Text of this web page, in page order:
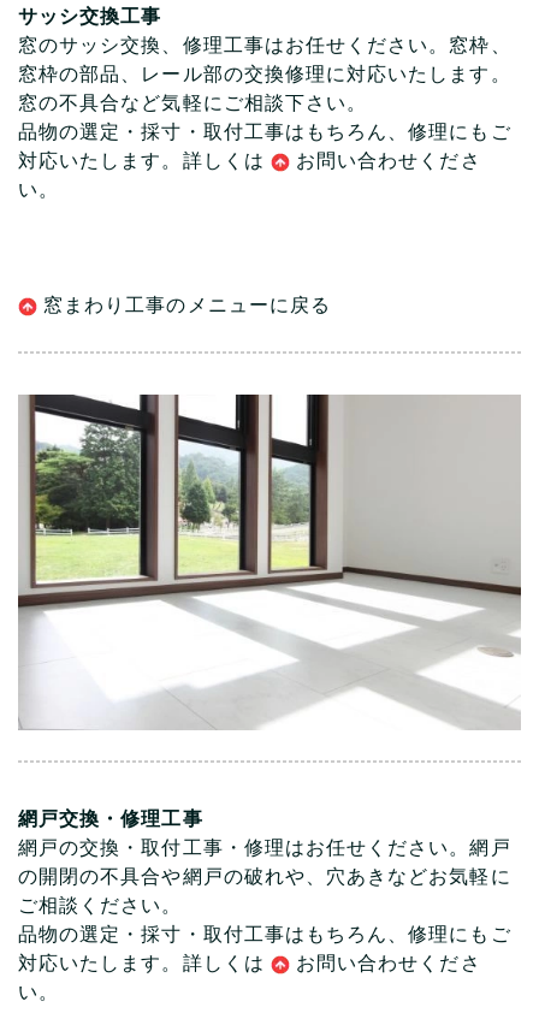
サッシ交換工事
窓のサッシ交換、修理工事はお任せください。窓枠、
窓枠の部品、レール部の交換修理に対応いたします。
窓の不具合など気軽にご相談下さい。
品物の選定・採寸・取付工事はもちろん、修理にもご
対応いたします。詳しくは
お問い合わせくださ
い。
窓まわり工事のメニューに戻る
網戸交換・修理工事
網戸の交換・取付工事・修理はお任せください。網戸
の開閉の不具合や網戸の破れや、穴あきなどお気軽に
ご相談ください。
品物の選定・採寸・取付工事はもちろん、修理にもご
対応いたします。詳しくは
お問い合わせくださ
い。